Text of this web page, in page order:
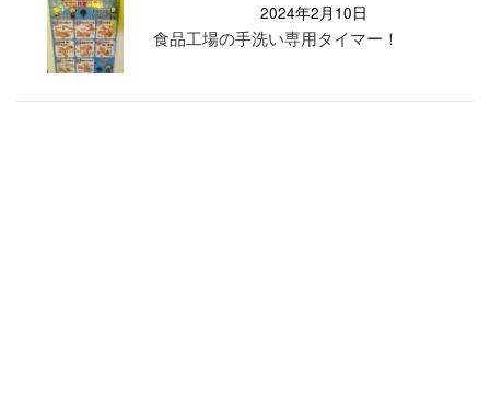
2024年2月10日
食品工場の手洗い専用タイマー！